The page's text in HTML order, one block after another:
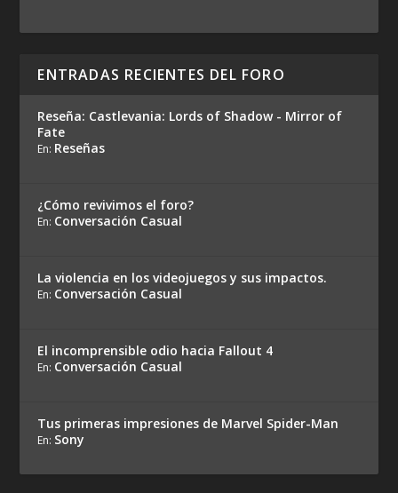
ENTRADAS RECIENTES DEL FORO
Reseña: Castlevania: Lords of Shadow - Mirror of
Fate
En: Reseñas
¿Cómo revivimos el foro?
En: Conversación Casual
La violencia en los videojuegos y sus impactos.
En: Conversación Casual
El incomprensible odio hacia Fallout 4
En: Conversación Casual
Tus primeras impresiones de Marvel Spider-Man
En: Sony